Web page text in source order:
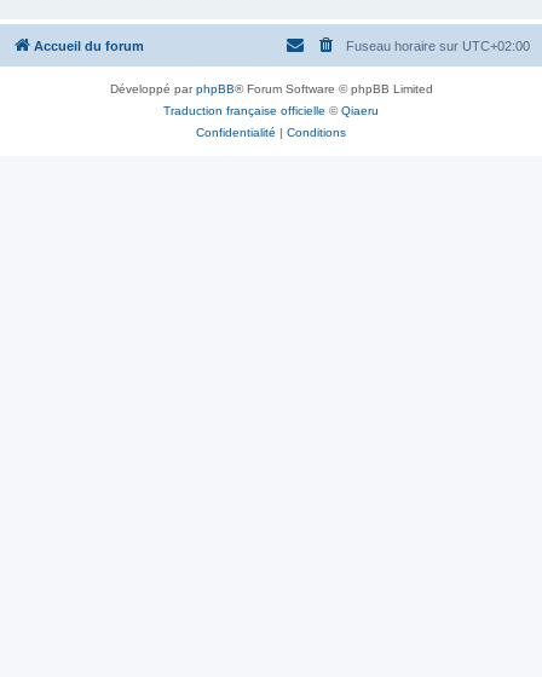
Accueil du forum Fuseau horaire sur UTC+02:00
Développé parphpBB® Forum Software © phpBB Limited
Traduction française officielle ©Qiaeru
Confidentialité | Conditions